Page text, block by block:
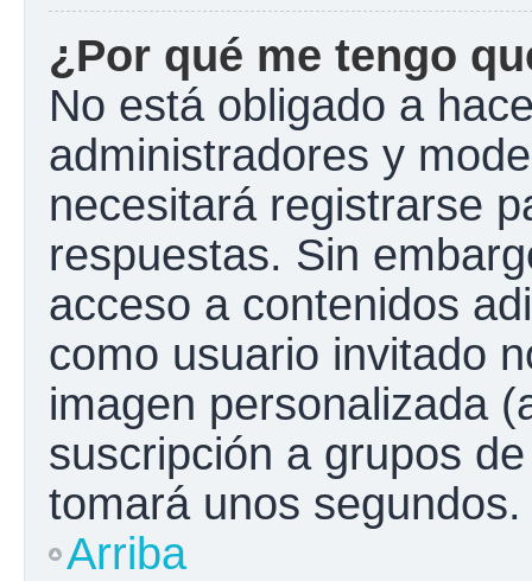
¿Por qué me tengo
No está obligado a
administradores y
necesitará registrarse
respuestas. Sin
acceso a contenidos
como usuario invitado
imagen personalizada
suscripción a grupos
tomará unos
Arriba